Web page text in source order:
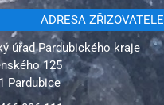
ADRESA ZŘIZOVATELE
úřad Pardubického kraje
125
Pardubice